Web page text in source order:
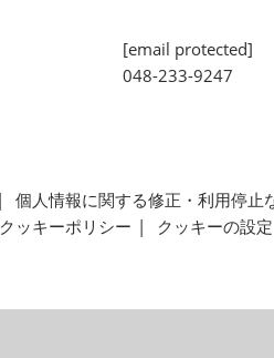
[email protected]
048-233-9247
個人情報に関する修正・利用停止
クッキーポリシー クッキーの設定